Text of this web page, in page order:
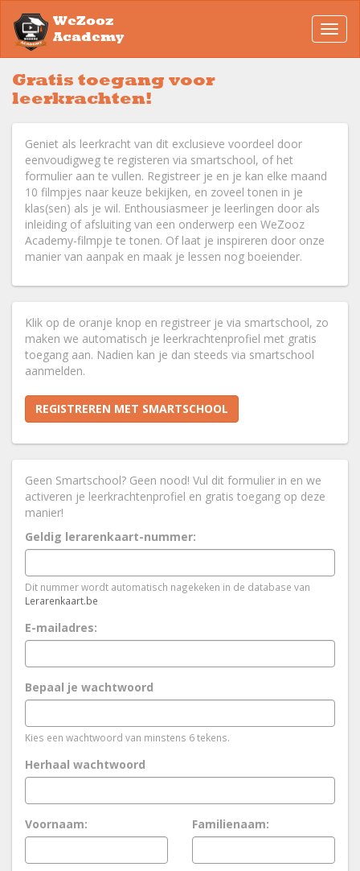
WeZooz
Academy
Gratis toegang voor
leerkrachten!
Geniet als leerkracht van dit exclusieve voordeel door
eenvoudigweg te registeren via smartschool, of het
formulier aan te vullen. Registreer je en je kan elke maand
10 filmpjes naar keuze bekijken, en zoveel tonen in je
klas(sen) als je wil. Enthousiasmeer je leerlingen door als
inleiding of afsluiting van een onderwerp een WeZooz
Academy-filmpje te tonen. Of laat je inspireren door onze
manier van aanpak en maak je lessen nog boeiender.
Klik op de oranje knop en registreer je via smartschool, zo
maken we automatisch je leerkrachtenprofiel met gratis
toegang aan. Nadien kan je dan steeds via smartschool
aanmelden.
REGISTREREN MET SMARTSCHOOL
Geen Smartschool? Geen nood! Vul dit formulier in en we
activeren je leerkrachtenprofiel en gratis toegang op deze
manier!
Geldig lerarenkaart-nummer:
Dit nummer wordt automatisch nagekeken in de database van
Lerarenkaart.be
E-mailadres:
Bepaal je wachtwoord
Kies een wachtwoord van minstens 6 tekens.
Herhaal wachtwoord
Voornaam: Familienaam: